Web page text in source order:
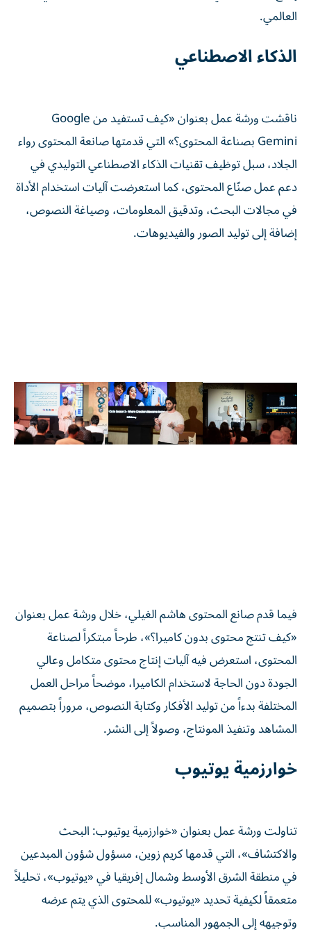
العالمي.
الذكاء الاصطناعي
ناقشت ورشة عمل بعنوان «كيف تستفيد من Google
Gemini بصناعة المحتوى؟» التي قدمتها صانعة المحتوى رواء
الجلاد، سبل توظيف تقنيات الذكاء الاصطناعي التوليدي في
دعم عمل صنّاع المحتوى، كما استعرضت آليات استخدام الأداة
في مجالات البحث، وتدقيق المعلومات، وصياغة النصوص،
إضافة إلى توليد الصور والفيديوهات.
فيما قدم صانع المحتوى هاشم الغيلي، خلال ورشة عمل بعنوان
«كيف تنتج محتوى بدون كاميرا؟»، طرحاً مبتكراً لصناعة
المحتوى، استعرض فيه آليات إنتاج محتوى متكامل وعالي
الجودة دون الحاجة لاستخدام الكاميرا، موضحاً مراحل العمل
المختلفة بدءاً من توليد الأفكار وكتابة النصوص، مروراً بتصميم
المشاهد وتنفيذ المونتاج، وصولاً إلى النشر.
خوارزمية يوتيوب
تناولت ورشة عمل بعنوان «خوارزمية يوتيوب: البحث
والاكتشاف»، التي قدمها كريم زوين، مسؤول شؤون المبدعين
في منطقة الشرق الأوسط وشمال إفريقيا في «يوتيوب»، تحليلاً
متعمقاً لكيفية تحديد «يوتيوب» للمحتوى الذي يتم عرضه
وتوجيهه إلى الجمهور المناسب.